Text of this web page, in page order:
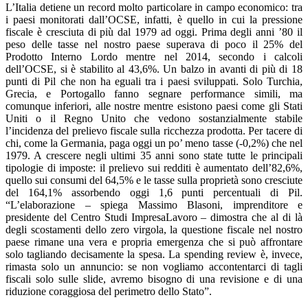
L’Italia detiene un record molto particolare in campo economico: tra
i paesi monitorati dall’OCSE, infatti, è quello in cui la pressione
fiscale è cresciuta di più dal 1979 ad oggi. Prima degli anni ’80 il
peso delle tasse nel nostro paese superava di poco il 25% del
Prodotto Interno Lordo mentre nel 2014, secondo i calcoli
dell’OCSE, si è stabilito al 43,6%. Un balzo in avanti di più di 18
punti di Pil che non ha eguali tra i paesi sviluppati. Solo Turchia,
Grecia, e Portogallo fanno segnare performance simili, ma
comunque inferiori, alle nostre mentre esistono paesi come gli Stati
Uniti o il Regno Unito che vedono sostanzialmente stabile
l’incidenza del prelievo fiscale sulla ricchezza prodotta. Per tacere di
chi, come la Germania, paga oggi un po’ meno tasse (-0,2%) che nel
1979. A crescere negli ultimi 35 anni sono state tutte le principali
tipologie di imposte: il prelievo sui redditi è aumentato dell’82,6%,
quello sui consumi del 64,5% e le tasse sulla proprietà sono cresciute
del 164,1% assorbendo oggi 1,6 punti percentuali di Pil.
“L’elaborazione – spiega Massimo Blasoni, imprenditore e
presidente del Centro Studi ImpresaLavoro – dimostra che al di là
degli scostamenti dello zero virgola, la questione fiscale nel nostro
paese rimane una vera e propria emergenza che si può affrontare
solo tagliando decisamente la spesa. La spending review è, invece,
rimasta solo un annuncio: se non vogliamo accontentarci di tagli
fiscali solo sulle slide, avremo bisogno di una revisione e di una
riduzione coraggiosa del perimetro dello Stato”.